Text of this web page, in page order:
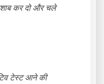
कर दो और चले
टेस्ट आने की